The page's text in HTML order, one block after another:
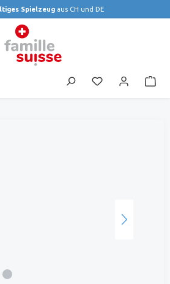
Spielzeug aus CH und DE
Du hast 0